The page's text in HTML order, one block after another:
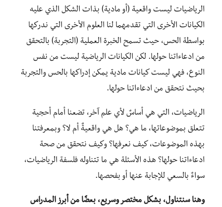
الرياضيات ليست واقعية (أو مادية) بذات الشكل الذي عليه
الكيانات الأخرى التي تقدمهما لنا العلوم الأخرى التي ندركها
بواسطة الحس، حيث تسمح الخبرة العملية (التجربة) بالتحقق
من ادعاءاتنا حولها. لكن الكيانات الرياضية ليست من نفس
النوع، فهي ليست كيانات مادية يمكن إدراكها بالحس والتجربة
بحيث نتحقق من ادعاءاتنا حولها.
الرياضيات، التي هي أساسٌ لأي علم آخر، تضعنا أمام أحجية
تتعلق بموضوعاتها، ما هي؟ هل هي واقعيةٌ أم لا؟ وبمعرفتنا
بهذه الموضوعات، كيف نعرفها؟ وكيف نتحقق من صحة
ادعاءاتنا حولها؟ هذه الأسئلة هي ما تتناوله فلسفة الرياضيات،
سواءٌ بالسعي للإجابة عنها أو بفحصها.
وهنا سنتناول، بشكل مختصر وسريع، بعضًا من أبرز المدراس